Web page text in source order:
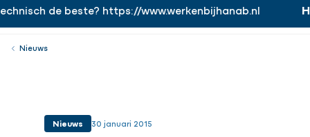
https://www.werkenbijhanab.nl
de beste? https://www.werkenbijhanab.nl
Werken bij
Nieuws
Nieuws 30 januari 2015